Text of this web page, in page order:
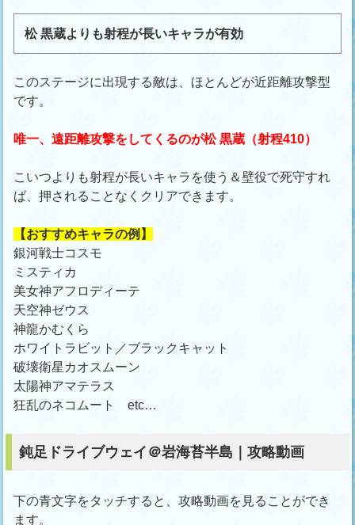
松 黒蔵よりも射程が長いキャラが有効
このステージに出現する敵は、ほとんどが近距離攻撃型
です。
唯一、遠距離攻撃をしてくるのが松 黒蔵（射程410）
こいつよりも射程が長いキャラを使う＆壁役で死守すれ
ば、押されることなくクリアできます。
【おすすめキャラの例】
銀河戦士コスモ
ミスティカ
美女神アフロディーテ
天空神ゼウス
神龍かむくら
ホワイトラビット／ブラックキャット
破壊衛星カオスムーン
太陽神アマテラス
狂乱のネコムート etc…
鈍足ドライブウェイ＠岩海苔半島｜攻略動画
下の青文字をタッチすると、攻略動画を見ることができ
ます。